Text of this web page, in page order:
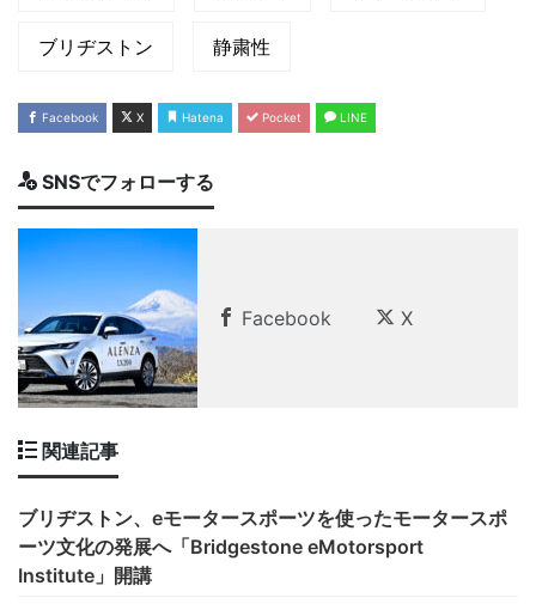
ブリヂストン 静粛性
Facebook X Hatena Pocket LINE
SNSでフォローする
Facebook X
関連記事
ブリヂストン、eモータースポーツを使ったモータースポ
ーツ文化の発展へ「Bridgestone eMotorsport
Institute」開講